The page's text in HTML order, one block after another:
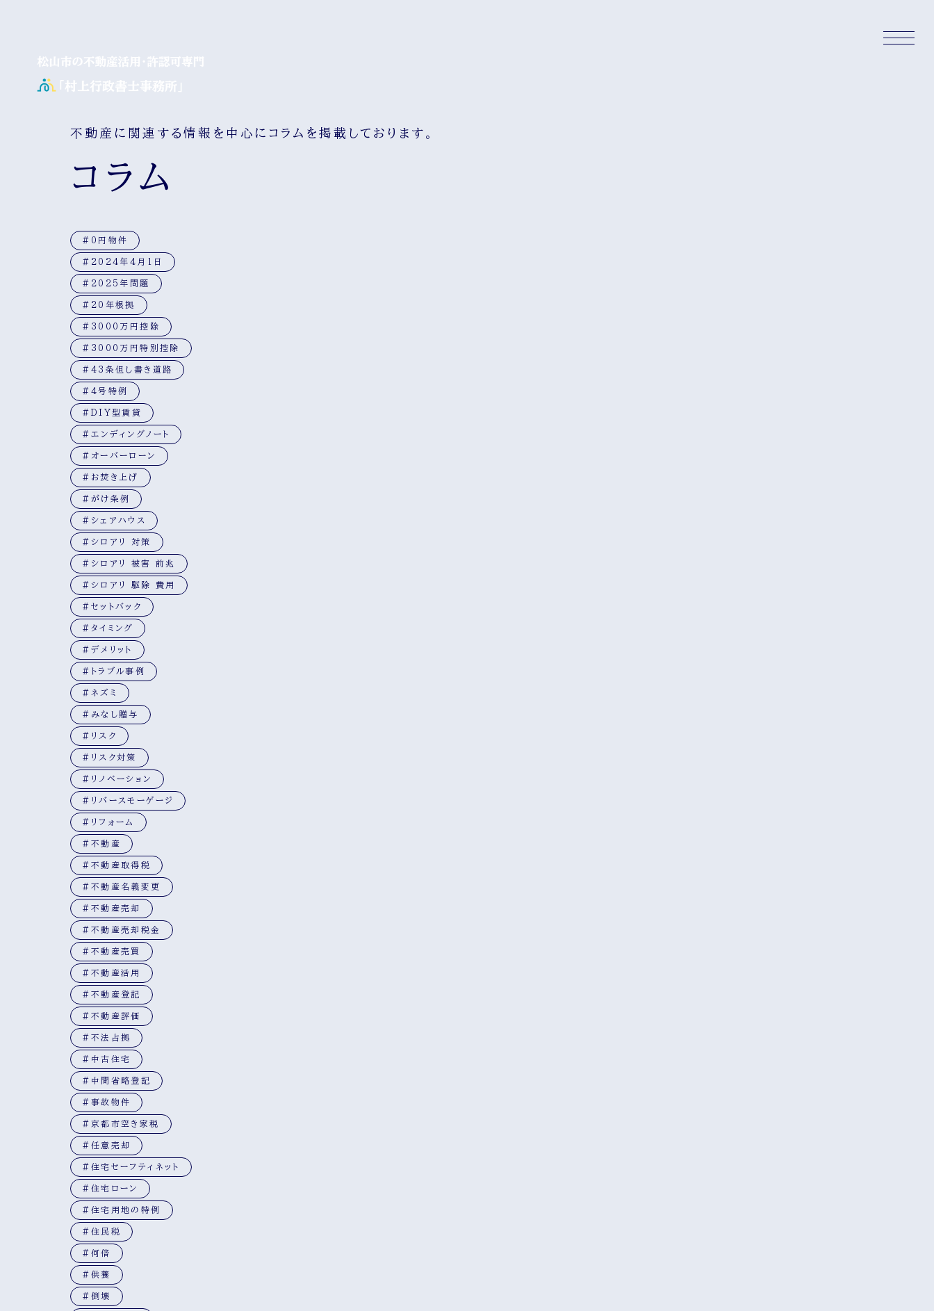
不動産に関連する情報を中心にコラムを掲載しております。
コラム
#0円物件
#2024年4月1日
#2025年問題
#20年根拠
#3000万円控除
#3000万円特別控除
#43条但し書き道路
#4号特例
#DIY型賃貸
#エンディングノート
#オーバーローン
#お焚き上げ
#がけ条例
#シェアハウス
#シロアリ 対策
#シロアリ 被害 前兆
#シロアリ 駆除 費用
#セットバック
#タイミング
#デメリット
#トラブル事例
#ネズミ
#みなし贈与
#リスク
#リスク対策
#リノベーション
#リバースモーゲージ
#リフォーム
#不動産
#不動産取得税
#不動産名義変更
#不動産売却
#不動産売却税金
#不動産売買
#不動産活用
#不動産登記
#不動産評価
#不法占拠
#中古住宅
#中間省略登記
#事故物件
#京都市空き家税
#任意売却
#住宅セーフティネット
#住宅ローン
#住宅用地の特例
#住民税
#何倍
#供養
#倒壊